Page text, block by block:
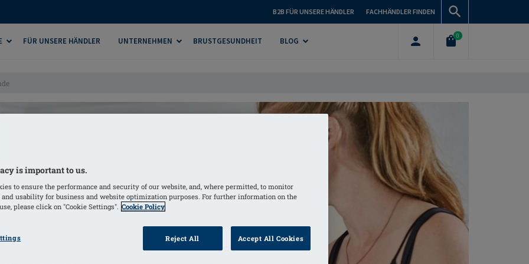
B2B FÜR UNSERE HÄNDLER FACHHÄNDLER FINDEN
FÜR UNSERE HÄNDLER UNTERNEHMEN BRUSTGESUNDHEIT BLOG
0
is important to us.
to ensure the performance and security of our website, and, where permitted, to monitor
and usability for business and website optimization purposes. For further information on the
please click on "Cookie Settings". Cookie Policy
Reject All Accept All Cookies